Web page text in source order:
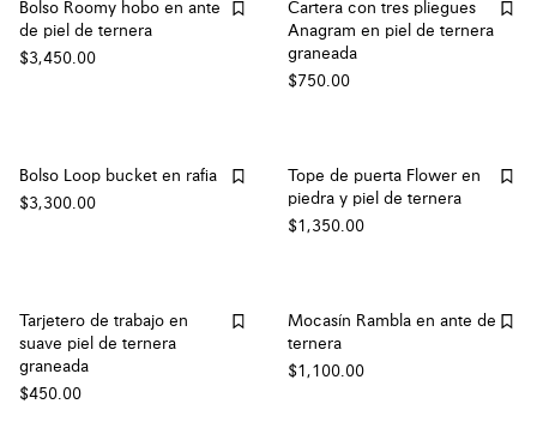
Bolso Roomy hobo en ante
de piel de ternera
$3,450.00
Cartera con tres pliegues
Anagram en piel de ternera
graneada
$750.00
Bolso Loop bucket en rafia
$3,300.00
Tope de puerta Flower en
piedra y piel de ternera
$1,350.00
Tarjetero de trabajo en
suave piel de ternera
graneada
$450.00
Mocasín Rambla en ante de
ternera
$1,100.00